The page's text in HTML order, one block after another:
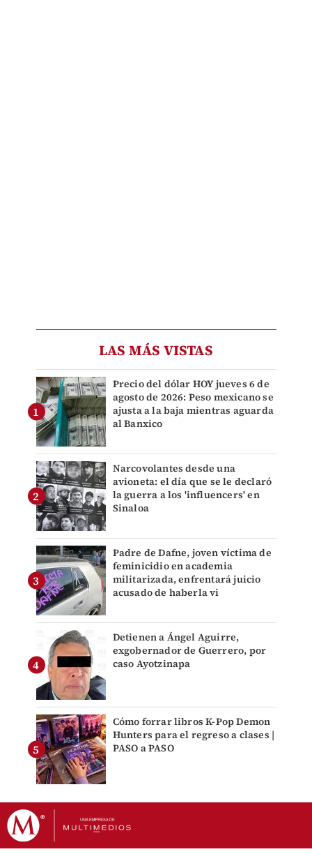
LAS MÁS VISTAS
Precio del dólar HOY jueves 6 de
agosto de 2026: Peso mexicano se
ajusta a la baja mientras aguarda
al Banxico
Narcovolantes desde una
avioneta: el día que se le declaró
la guerra a los 'influencers' en
Sinaloa
Padre de Dafne, joven víctima de
feminicidio en academia
militarizada, enfrentará juicio
acusado de haberla vi
Detienen a Ángel Aguirre,
exgobernador de Guerrero, por
caso Ayotzinapa
Cómo forrar libros K-Pop Demon
Hunters para el regreso a clases |
PASO a PASO